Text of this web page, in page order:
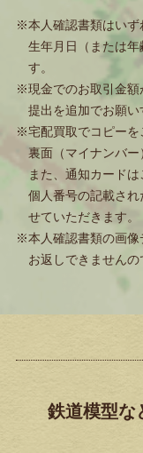
※本人確認書類はいず
生年月日（または
す。
※現金でのお取引金額
提出を追加でお願い
※宅配買取でコピーを
裏面（マイナンバー
また、通知カードは
個人番号の記載さ
せていただきます。
※本人確認書類の画像
お返しできませんの
鉄道模型な